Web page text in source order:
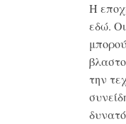
Η
εδώ.
την